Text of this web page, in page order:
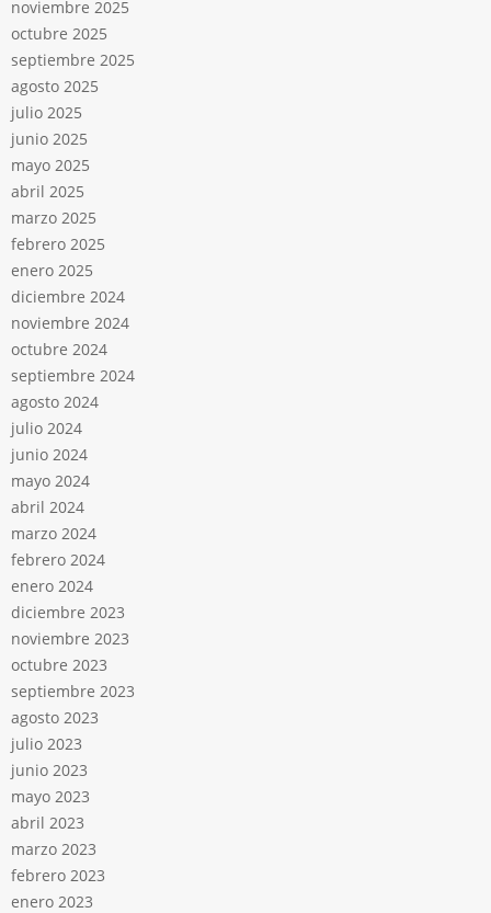
noviembre 2025
octubre 2025
septiembre 2025
agosto 2025
julio 2025
junio 2025
mayo 2025
abril 2025
marzo 2025
febrero 2025
enero 2025
diciembre 2024
noviembre 2024
octubre 2024
septiembre 2024
agosto 2024
julio 2024
junio 2024
mayo 2024
abril 2024
marzo 2024
febrero 2024
enero 2024
diciembre 2023
noviembre 2023
octubre 2023
septiembre 2023
agosto 2023
julio 2023
junio 2023
mayo 2023
abril 2023
marzo 2023
febrero 2023
enero 2023